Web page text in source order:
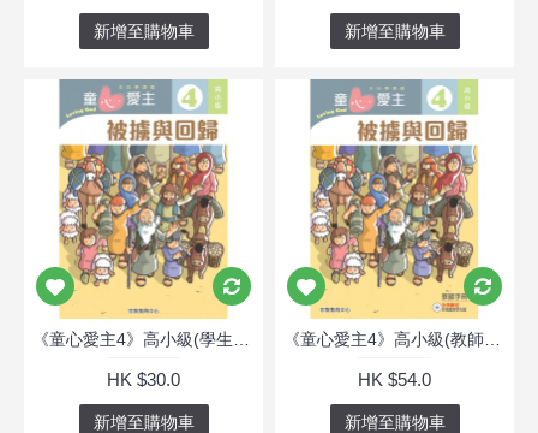
新增至購物車 新增至購物車
HK $30.0
新增至購物車
HK $54.0
新增至購物車